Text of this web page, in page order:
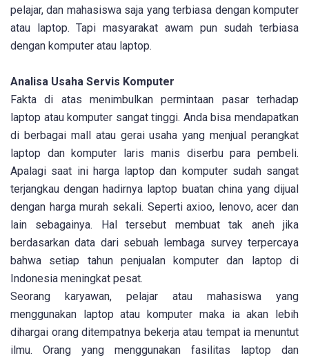
pelajar, dan mahasiswa saja yang terbiasa dengan komputer
atau laptop. Tapi masyarakat awam pun sudah terbiasa
dengan komputer atau laptop.
Analisa Usaha Servis Komputer
Fakta di atas menimbulkan permintaan pasar terhadap
laptop atau komputer sangat tinggi. Anda bisa mendapatkan
di berbagai mall atau gerai usaha yang menjual perangkat
laptop dan komputer laris manis diserbu para pembeli.
Apalagi saat ini harga laptop dan komputer sudah sangat
terjangkau dengan hadirnya laptop buatan china yang dijual
dengan harga murah sekali. Seperti axioo, lenovo, acer dan
lain sebagainya. Hal tersebut membuat tak aneh jika
berdasarkan data dari sebuah lembaga survey terpercaya
bahwa setiap tahun penjualan komputer dan laptop di
Indonesia meningkat pesat.
Seorang karyawan, pelajar atau mahasiswa yang
menggunakan laptop atau komputer maka ia akan lebih
dihargai orang ditempatnya bekerja atau tempat ia menuntut
ilmu. Orang yang menggunakan fasilitas laptop dan